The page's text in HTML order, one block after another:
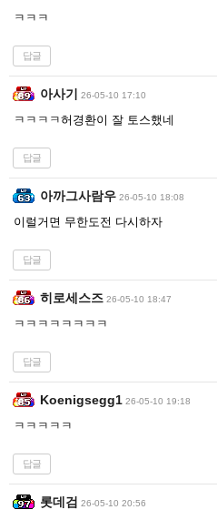
ㅋㅋㅋ
답글
아사기 26-05-10 17:10
ㅋㅋㅋㅋ허경환이 잘 토스했네
답글
아까그사람우 26-05-10 18:08
이럴거면 무한도전 다시하자
답글
히로세스즈 26-05-10 18:47
ㅋㅋㅋㅋㅋㅋㅋㅋ
답글
Koenigsegg1 26-05-10 19:18
ㅋㅋㅋㅋㅋ
답글
롯데검 26-05-10 20:56